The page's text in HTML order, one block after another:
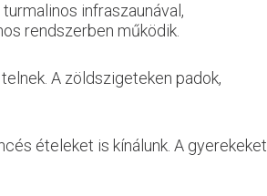
infraszaunával,
rendszerben működik.
A zöldszigeteken padok,
ételeket is kínálunk. A gyerekeket